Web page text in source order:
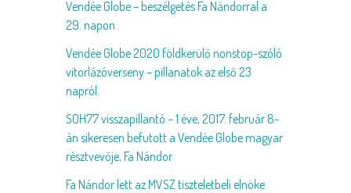
Vendée Globe – beszélgetés Fa Nándorral a
29. napon
Vendée Globe 2020 földkerülő nonstop-szóló
vitorlázóverseny – pillanatok az első 23
napról.
SOH77 visszapillantó – 1 éve, 2017. február 8-
án sikeresen befutott a Vendée Globe magyar
résztvevője, Fa Nándor
Fa Nándor lett az MVSZ tiszteletbeli elnöke